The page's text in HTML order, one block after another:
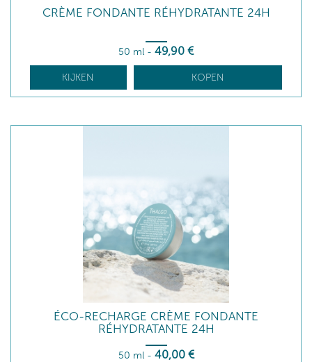
CRÈME FONDANTE RÉHYDRATANTE 24H
50 ml - 49,90 €
KIJKEN KOPEN
ÉCO-RECHARGE CRÈME FONDANTE
RÉHYDRATANTE 24H
50 ml - 40,00 €